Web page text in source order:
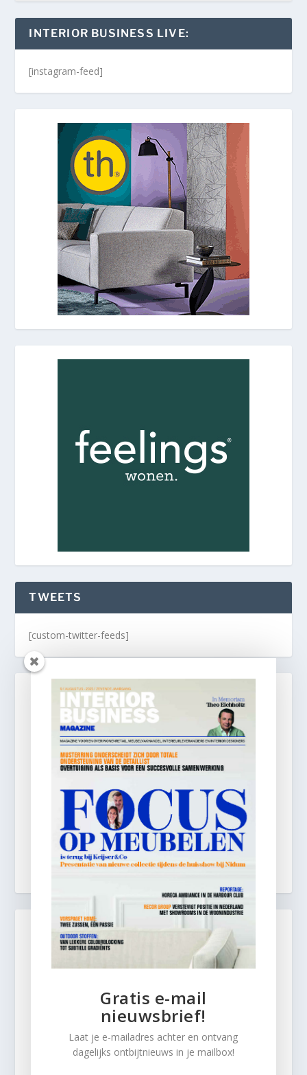
INTERIOR BUSINESS LIVE:
[instagram-feed]
TWEETS
[custom-twitter-feeds]
Gratis e-mail
nieuwsbrief!
Laat je e-mailadres achter en ontvang
dagelijks ontbijtnieuws in je mailbox!